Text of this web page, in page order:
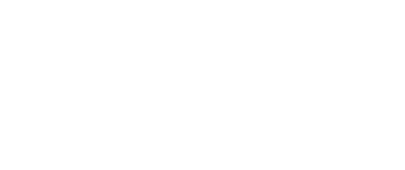
Selbst kosmische Teilchen
Netzwerk Teilchenwelt bietet